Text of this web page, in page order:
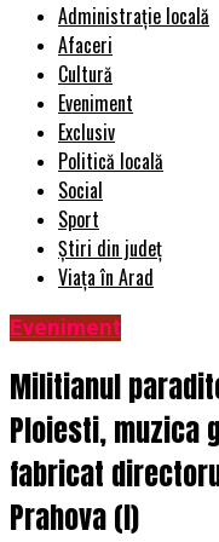
Administrație locală
Afaceri
Cultură
Eveniment
Exclusiv
Politică locală
Social
Sport
Știri din județ
Viața în Arad
Eveniment
Militianul
Ploiesti, muzica
fabricat
Prahova (I)